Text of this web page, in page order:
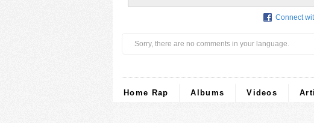
Connect
Sorry, there are no comments in your language.
Home Rap Albums Videos